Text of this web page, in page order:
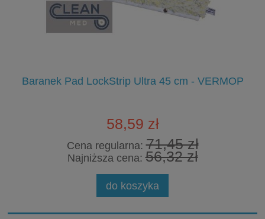
Baranek Pad LockStrip Ultra 45 cm - VERMOP
58,59 zł
Cena regularna:71,45 zł
Najniższa cena:56,32 zł
do koszyka